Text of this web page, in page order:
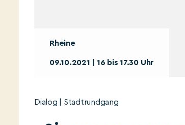
Rheine
09.10.2021 | 16 bis 17.30 Uhr
Dialog | Stadtrundgang